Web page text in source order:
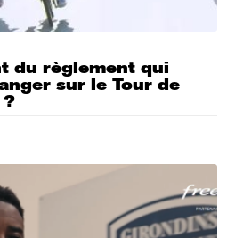
du règlement qui
sur le Tour de
?